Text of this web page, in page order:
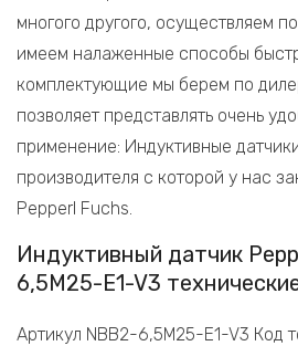
многого другого, осуществляем
имеем налаженные способы
комплектующие мы берем по
позволяет представлять очень
применение: Индуктивные
производителя с которой у нас
Pepperl Fuchs.
Индуктивный датчик
6,5M25-E1-V3
Артикул NBB2-6,5M25-E1-V3 Код